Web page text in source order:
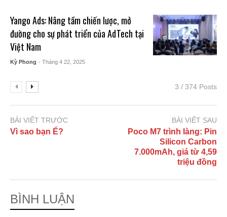
Yango Ads: Nâng tầm chiến lược, mở
đường cho sự phát triển của AdTech tại
Việt Nam
Kỳ Phong - Tháng 4 22, 2025
3 / 374 Posts
BÀI VIẾT TRƯỚC
Vì sao bạn Ế?
BÀI VIẾT SAU
Poco M7 trình làng: Pin
Silicon Carbon
7.000mAh, giá từ 4,59
triệu đồng
BÌNH LUẬN